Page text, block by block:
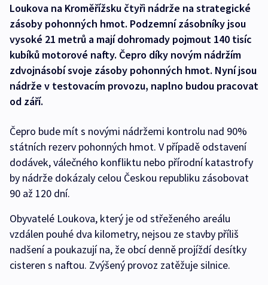
Loukova na Kroměřížsku čtyři nádrže na strategické
zásoby pohonných hmot. Podzemní zásobníky jsou
vysoké 21 metrů a mají dohromady pojmout 140 tisíc
kubíků motorové nafty. Čepro díky novým nádržím
zdvojnásobí svoje zásoby pohonných hmot. Nyní jsou
nádrže v testovacím provozu, naplno budou pracovat
od září.
Čepro bude mít s novými nádržemi kontrolu nad 90%
státních rezerv pohonných hmot. V případě odstavení
dodávek, válečného konfliktu nebo přírodní katastrofy
by nádrže dokázaly celou Českou republiku zásobovat
90 až 120 dní.
Obyvatelé Loukova, který je od střeženého areálu
vzdálen pouhé dva kilometry, nejsou ze stavby příliš
nadšení a poukazují na, že obcí denně projíždí desítky
cisteren s naftou. Zvýšený provoz zatěžuje silnice.